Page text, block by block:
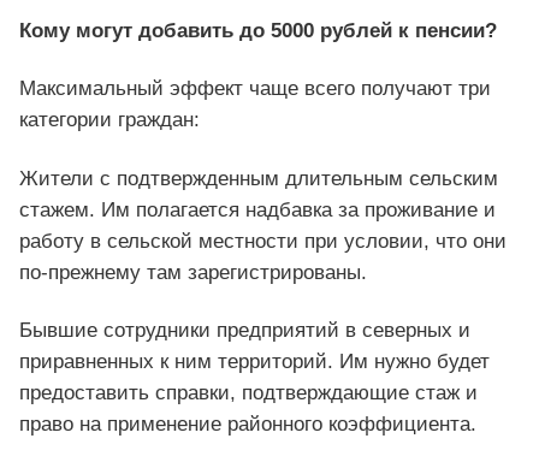
Кому могут добавить до 5000 рублей к пенсии?
Максимальный эффект чаще всего получают три
категории граждан:
Жители с подтвержденным длительным сельским
стажем. Им полагается надбавка за проживание и
работу в сельской местности при условии, что они
по-прежнему там зарегистрированы.
Бывшие сотрудники предприятий в северных и
приравненных к ним территорий. Им нужно будет
предоставить справки, подтверждающие стаж и
право на применение районного коэффициента.